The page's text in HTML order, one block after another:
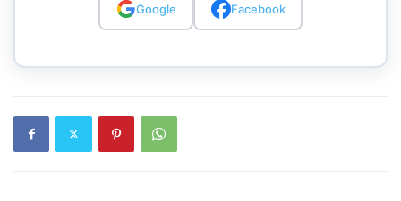
Google Facebook